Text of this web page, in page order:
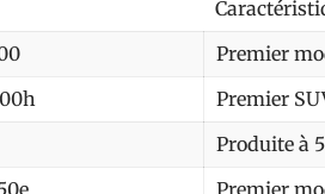
Premier
Premier
Produite à
Premier